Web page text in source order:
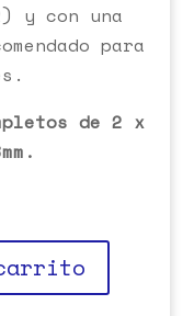
y con una
para
de 2 x